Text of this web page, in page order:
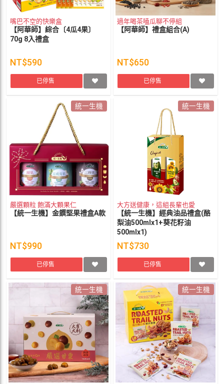
嘴巴不空的快樂盒
【阿華師】綜合〔4瓜4果〕
70g 8入禮盒
NT$590
已停售
過年喝茶嗑瓜聊不停組
【阿華師】禮盒組合(A)
NT$650
已停售
統一生機
嚴選顆粒 飽滿大顆果仁
【統一生機】金饌堅果禮盒A款
NT$990
已停售
統一生機
大方送健康，這組長輩也愛
【統一生機】經典油品禮盒(酪
梨油500mlx1+葵花籽油
500mlx1)
NT$730
已停售
統一生機 統一生機